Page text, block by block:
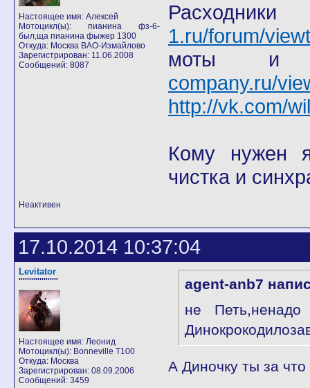
Настоящее имя: Алексей
Мотоцикл(ы): пианина фз-6-
был,ща пианина фыжер 1300
Откуда: Москва ВАО-Измайлово
Зарегистрирован: 11.06.2008
Сообщений: 8087
1.ru/forum/
company.ru/
http://vk.com/
Кому нужен
чистка и
Неактивен
17.10.2014 10:37:04
Levitator
'''''''''''''''''''
Настоящее имя: Леонид
Мотоцикл(ы): Bonneville T100
Откуда: Москва
Зарегистрирован: 08.09.2006
Сообщений: 3459
agent-anb7
не
А Диночку ты за